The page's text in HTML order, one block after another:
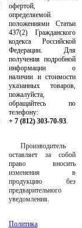
офертой,
определяемой
положениями Статьи
437(2) Гражданского
кодекса Российской
Федерации. Для
получения подробной
информации о
наличии и стоимости
указанных товаров,
пожалуйста,
обращайтесь по
телефону:
+ 7 (812) 303-70-93
Производитель
оставляет за собой
право вносить
изменения в
продукцию без
предварительного
уведомления.
Политика